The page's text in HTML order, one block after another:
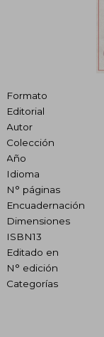
Formato
Editorial
Autor
Colección
Año
Idioma
N° páginas
Encuadernación
Dimensiones
ISBN13
Editado en
N° edición
Categorías